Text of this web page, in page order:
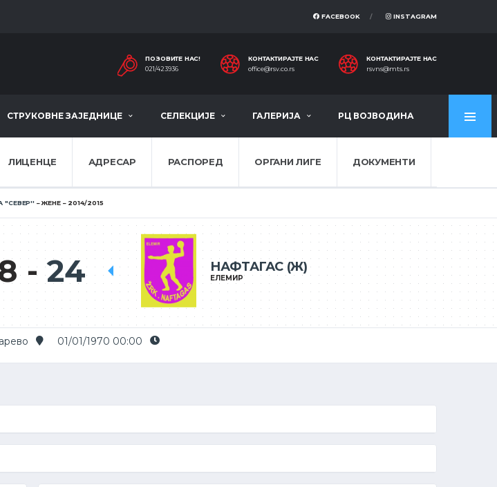
FACEBOOK INSTAGRAM
ПОЗОВИТЕ НАС!
021/423936
КОНТАКТИРАЈТЕ НАС
office@rsv.co.rs
КОНТАКТИРАЈТЕ НАС
rsvns@mts.rs
СТРУКОВНЕ ЗАЈЕДНИЦЕ СЕЛЕКЦИЈЕ ГАЛЕРИЈА РЦ ВОЈВОДИНА
ЛИЦЕНЦЕ АДРЕСАР РАСПОРЕД ОРГАНИ ЛИГЕ ДОКУМЕНТИ
''СЕВЕР'' ЖЕНЕ 2014/2015
НАФТАГАС (Ж)
ЕЛЕМИР
24
01/01/1970 00:00